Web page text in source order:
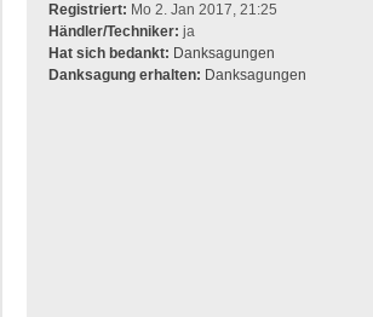
Registriert: Mo 2. Jan 2017, 21:25
Händler/Techniker: ja
Hat sich bedankt: Danksagungen
Danksagung erhalten: Danksagungen